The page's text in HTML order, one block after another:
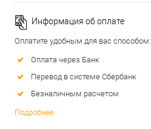
Информация об оплате
Оплатите удобным для вас способом:
Оплата через Банк
Перевод в системе Сбербанк
Безналичным расчетом
Подробнее